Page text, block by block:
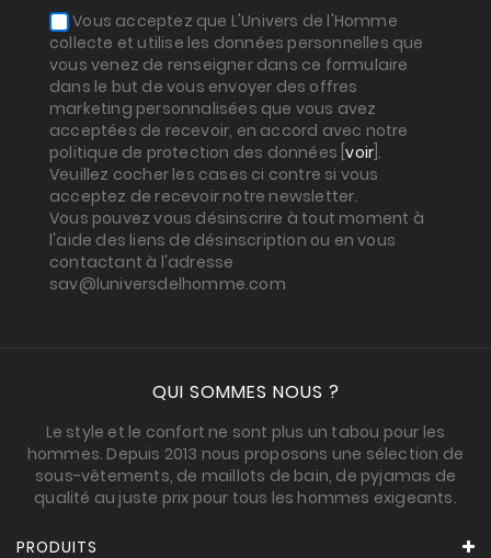
Vous acceptez que L'Univers de l'Homme
collecte et utilise les données personnelles que
vous venez de renseigner dans ce formulaire
dans le but de vous envoyer des offres
marketing personnalisées que vous avez
acceptées de recevoir, en accord avec notre
politique de protection des données [voir ].
Veuillez cocher les cases ci contre si vous
acceptez de recevoir notre newsletter.
Vous pouvez vous désinscrire à tout moment à
l'aide des liens de désinscription ou en vous
contactant à l'adresse
sav@luniversdelhomme.com
QUI SOMMES NOUS ?
Le style et le confort ne sont plus un tabou pour les
hommes. Depuis 2013 nous proposons une sélection de
sous-vêtements, de maillots de bain, de pyjamas de
qualité au juste prix pour tous les hommes exigeants.
PRODUITS